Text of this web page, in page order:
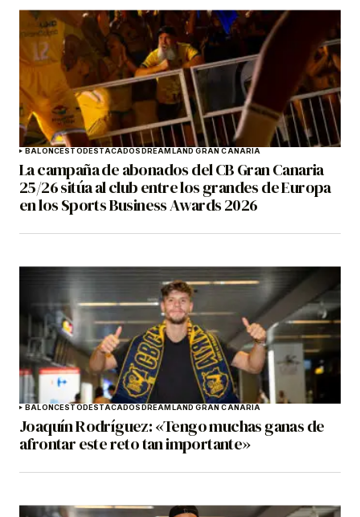
BALONCESTO DESTACADOS DREAMLAND GRAN CANARIA
La campaña de abonados del CB Gran Canaria
25/26 sitúa al club entre los grandes de Europa
en los Sports Business Awards 2026
BALONCESTO DESTACADOS DREAMLAND GRAN CANARIA
Joaquín Rodríguez: «Tengo muchas ganas de
afrontar este reto tan importante»